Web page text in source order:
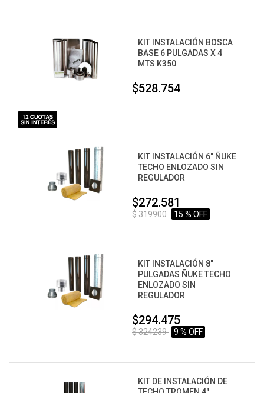
KIT INSTALACIÓN BOSCA
BASE 6 PULGADAS X 4
MTS K350
$528.754
KIT INSTALACIÓN 6" ÑUKE
TECHO ENLOZADO SIN
REGULADOR
$272.581
$ 319900 15 % OFF
KIT INSTALACIÓN 8"
PULGADAS ÑUKE TECHO
ENLOZADO SIN
REGULADOR
$294.475
$ 324239 9 % OFF
KIT DE INSTALACIÓN DE